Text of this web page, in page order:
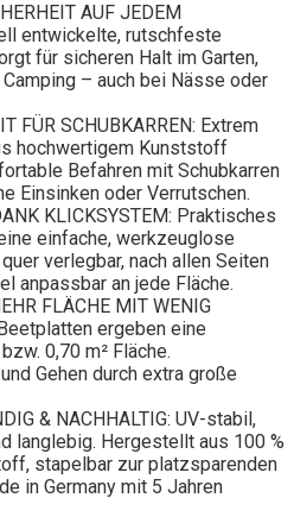
AUF JEDEM
entwickelte, rutschfeste
für sicheren Halt im Garten,
– auch bei Nässe oder
FÜR SCHUBKARREN: Extrem
hochwertigem Kunststoff
Befahren mit Schubkarren
Einsinken oder Verrutschen.
KLICKSYSTEM: Praktisches
einfache, werkzeuglose
verlegbar, nach allen Seiten
anpassbar an jede Fläche.
FLÄCHE MIT WENIG
ergeben eine
0,70 m² Fläche.
Gehen durch extra große
& NACHHALTIG: UV-stabil,
langlebig. Hergestellt aus 100 %
stapelbar zur platzsparenden
in Germany mit 5 Jahren